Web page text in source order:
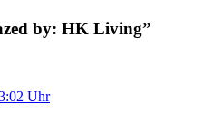
by: HK Living”
Uhr